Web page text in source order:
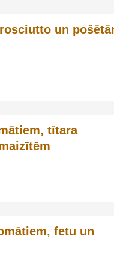
un
tītara
fetu un